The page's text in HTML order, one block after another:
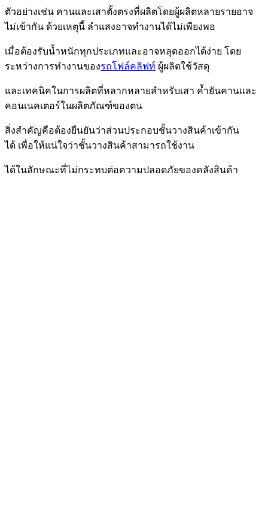
ตัวอย่างเช่น คานและเสาตั้งตรงที่ผลิตโดยผู้ผลิตหลายรายอาจ
ไม่เข้ากัน ด้วยเหตุนี้ ลำแสงอาจทำงานได้ไม่เพียงพอ
เมื่อต้องรับน้ำหนักทุกประเภทและอาจหลุดออกได้ง่าย โดย
ระหว่างการทำงานของรถโฟล์คลิฟท์ ผู้ผลิตใช้วัสดุ
และเทคนิคในการผลิตที่หลากหลายสำหรับเสา ค้ำยันคานและ
คอนเนคเตอร์ในผลิตภัณฑ์ของตน
สิ่งสำคัญคือต้องยืนยันว่าส่วนประกอบชั้นวางสินค้าเข้ากัน
ได้ เพื่อให้แน่ใจว่าชั้นวางสินค้าสามารถใช้งาน
ได้ในลักษณะที่ไม่กระทบต่อความปลอดภัยของคลังสินค้า